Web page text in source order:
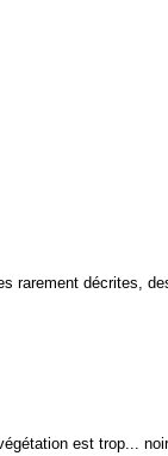
rarement décrites,
est trop...